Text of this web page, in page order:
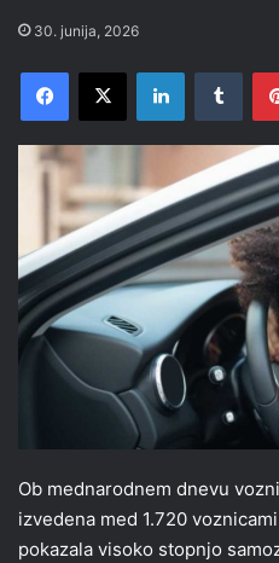
30. junija, 2026
Facebook
X LinkedIn
Ob mednarodnem dnevu
izvedena med 1.720
pokazala visoko stopnjo